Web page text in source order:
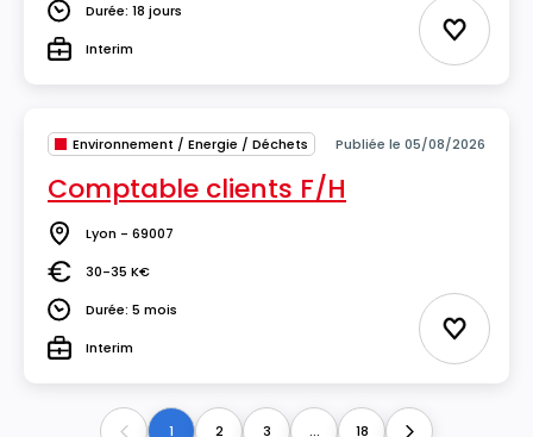
DuréeDurée: 18 jours
TypeInterim Ajouter
Environnement / Energie / Déchets Publiée le 05/08/2026
Comptable clients F/H
Lieu Lyon - 69007
Salaire30-35 K€
DuréeDurée: 5 mois
TypeInterim Ajouter
1 2 3 ... 18